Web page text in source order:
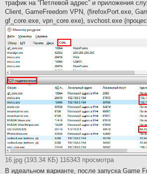
трафик на “Петлевой адрес” и приложения
Client, GameFreedom VPN, (firefoxPort.exe,
gf_core.exe, vpn_core.exe), svchost.exe
16.jpg (193.34 КБ) 116343 просмотра
В идеальном варианте, после запуска Game